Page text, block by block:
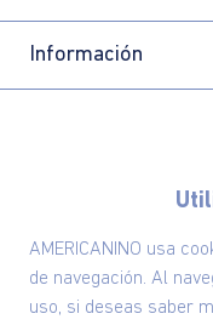
AMERICANINO usa
de navegación. Al
uso, si deseas saber
Información